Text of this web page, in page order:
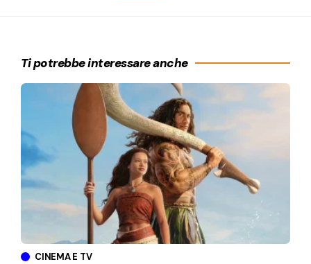
Ti potrebbe interessare anche
CINEMA E TV